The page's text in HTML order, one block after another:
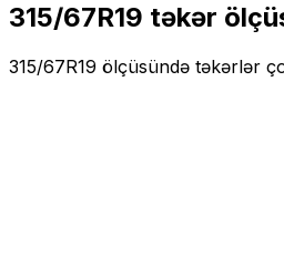
315/67R19 təkər
315/67R19 ölçüsündə təkərlər